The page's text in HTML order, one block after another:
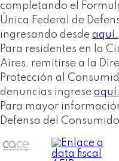
completando el
Única Federal de
ingresando desde aquí.
Para residentes en la
Aires, remitirse a la
Protección al
denuncias ingrese aquí.
Para mayor
Defensa del